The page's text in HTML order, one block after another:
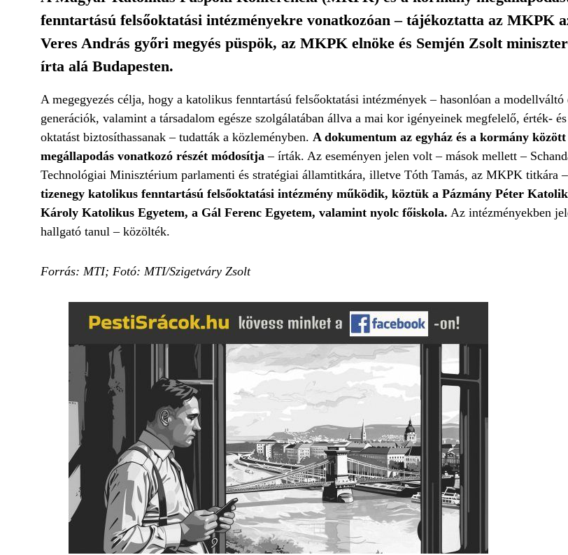
fenntartású felsőoktatási intézményekre vonatkozóan – tájékoztatta az MKPK
Veres András győri megyés püspök, az MKPK elnöke és Semjén Zsolt
írta alá Budapesten.
A megegyezés célja, hogy a katolikus fenntartású felsőoktatási intézmények – hasonlóan a
generációk, valamint a társadalom egésze szolgálatában állva a mai kor igényeinek megfelelő, érték-
oktatást biztosíthassanak – tudatták a közleményben. A dokumentum az egyház és a kormány
megállapodás vonatkozó részét módosítja – írták. Az eseményen jelen volt – mások mellett –
Technológiai Minisztérium parlamenti és stratégiai államtitkára, illetve Tóth Tamás, az MKPK titkára
tizenegy katolikus fenntartású felsőoktatási intézmény működik, köztük a Pázmány Péter
Károly Katolikus Egyetem, a Gál Ferenc Egyetem, valamint nyolc főiskola. Az intézményekben
hallgató tanul – közölték.
Forrás: MTI; Fotó: MTI/Szigetváry Zsolt